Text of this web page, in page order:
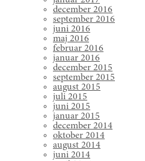
december 2016
september 2016
juni 2016
maj 2016
februar 2016
januar 2016
december 2015
september 2015
august 2015
juli 2015
juni 2015
januar 2015
december 2014
oktober 2014
august 2014
juni 2014